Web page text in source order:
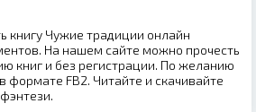
книгу Чужие традиции онлайн
На нашем сайте можно прочесть
книг и без регистрации. По желанию
формате FB2. Читайте и скачивайте